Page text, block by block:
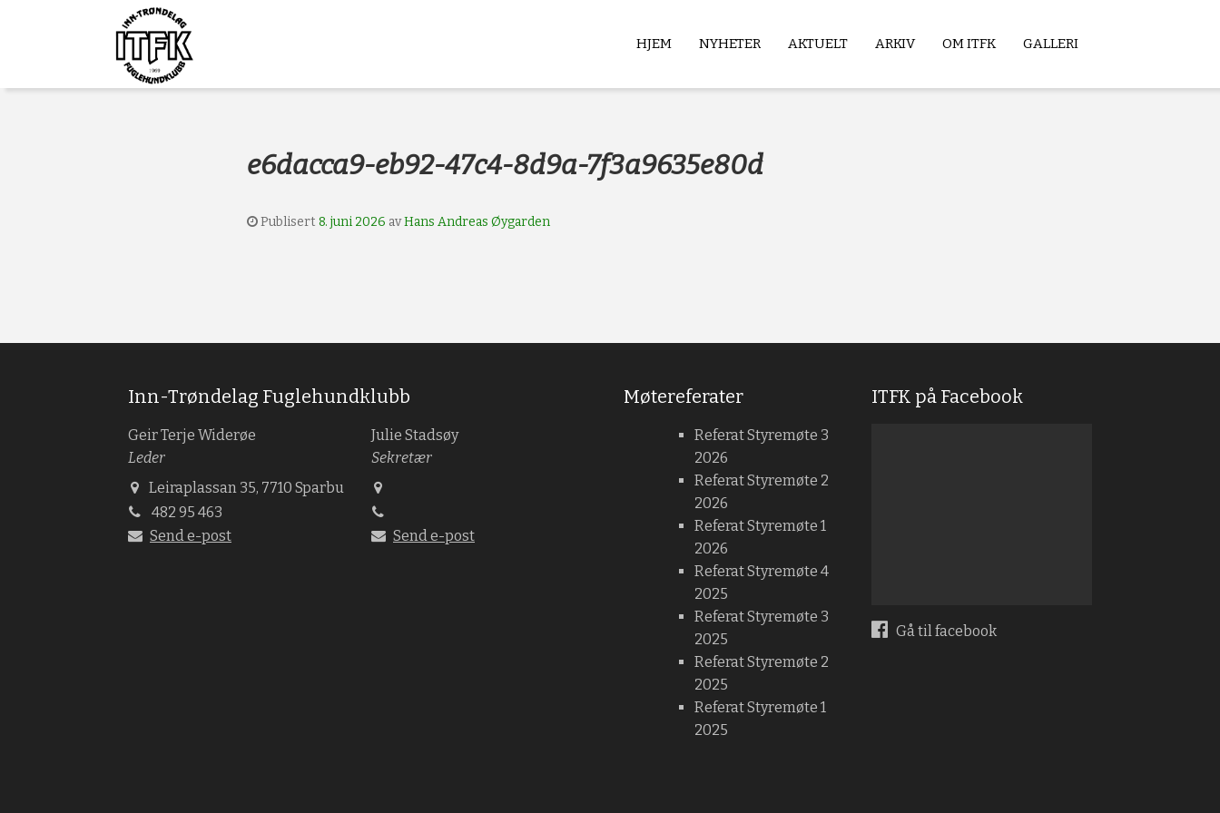
Inn-
Trøndelag
HJEM NYHETER AKTUELT ARKIV OM ITFK GALLERI
e6dacca9-eb92-47c4-8d9a-7f3a9635e80d
Publisert 8. juni 2026 avHans Andreas Øygarden
Inn-Trøndelag Fuglehundklubb
Geir Terje Widerøe
Leder
Leiraplassan 35, 7710 Sparbu
482 95 463
Send e-post
Julie Stadsøy
Sekretær
Send e-post
Møtereferater
Referat Styremøte 3
2026
Referat Styremøte 2
2026
Referat Styremøte 1
2026
Referat Styremøte 4
2025
Referat Styremøte 3
2025
Referat Styremøte 2
2025
Referat Styremøte 1
2025
ITFK på Facebook
Gå til facebook